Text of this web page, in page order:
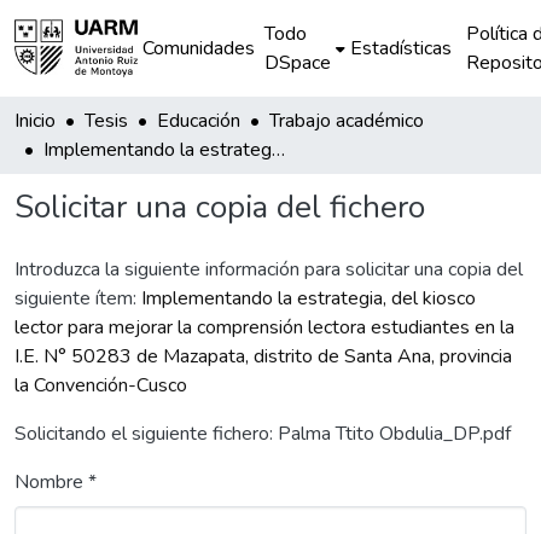
Comunidades
Todo
DSpace
Estadísticas
Política
Inicio Tesis Educación
Trabajo académico
Implementando la estrategia, del kiosco lector para mejorar la comprensión lectora estudiantes en la I.E. N° 50283 de Mazapata, distrito de Santa Ana, provincia la Convención-Cusco
Solicitar una copia del fichero
Introduzca la siguiente información para solicitar una copia del
siguiente ítem: Implementando la estrategia, del kiosco
lector para mejorar la comprensión lectora estudiantes en la
I.E. N° 50283 de Mazapata, distrito de Santa Ana, provincia
la Convención-Cusco
Solicitando el siguiente fichero: Palma Ttito Obdulia_DP.pdf
Nombre *